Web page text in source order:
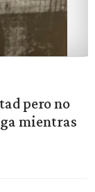
pero no
mientras